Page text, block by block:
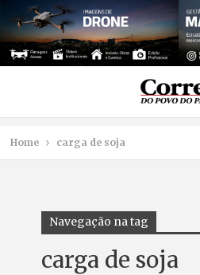
Home carga de soja
Navegação na tag
carga de soja